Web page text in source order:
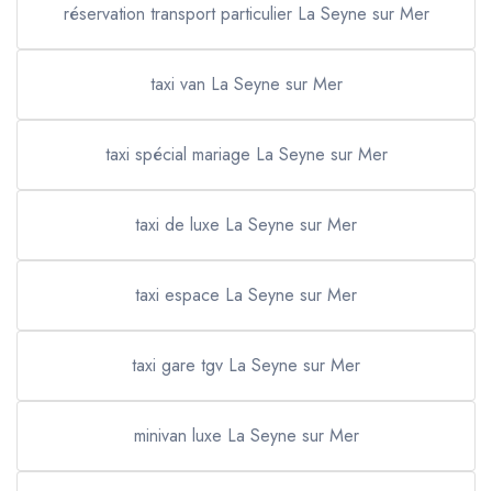
réservation transport particulier La Seyne sur Mer
taxi van La Seyne sur Mer
taxi spécial mariage La Seyne sur Mer
taxi de luxe La Seyne sur Mer
taxi espace La Seyne sur Mer
taxi gare tgv La Seyne sur Mer
minivan luxe La Seyne sur Mer